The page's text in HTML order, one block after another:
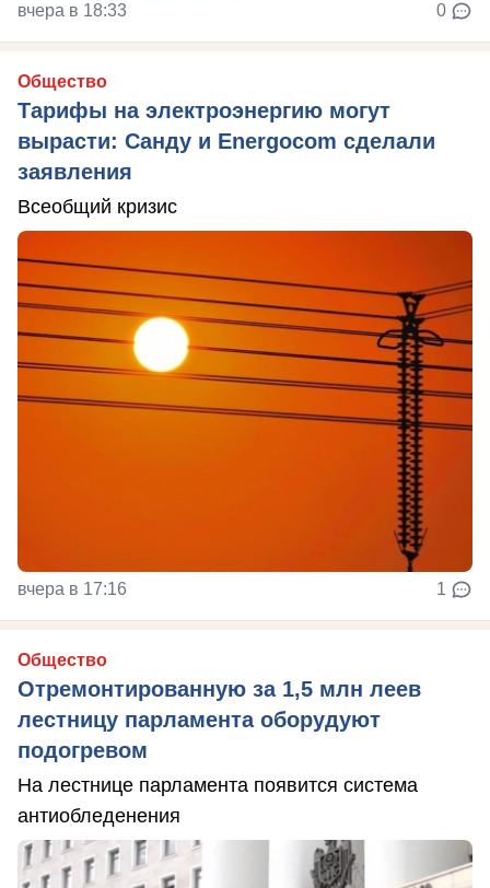
вчера в 18:33 0
Общество
Тарифы на электроэнергию могут
вырасти: Санду и Energocom сделали
заявления
Всеобщий кризис
вчера в 17:16 1
Общество
Отремонтированную за 1,5 млн леев
лестницу парламента оборудуют
подогревом
На лестнице парламента появится система
антиобледенения